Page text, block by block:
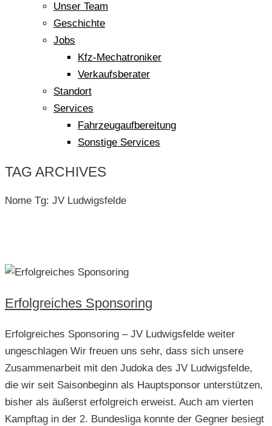
Unser Team
Geschichte
Jobs
Kfz-Mechatroniker
Verkaufsberater
Standort
Services
Fahrzeugaufbereitung
Sonstige Services
TAG ARCHIVES
Nome Tg: JV Ludwigsfelde
Erfolgreiches Sponsoring
Erfolgreiches Sponsoring – JV Ludwigsfelde weiter
ungeschlagen Wir freuen uns sehr, dass sich unsere
Zusammenarbeit mit den Judoka des JV Ludwigsfelde,
die wir seit Saisonbeginn als Hauptsponsor unterstützen,
bisher als äußerst erfolgreich erweist. Auch am vierten
Kampftag in der 2. Bundesliga konnte der Gegner besiegt